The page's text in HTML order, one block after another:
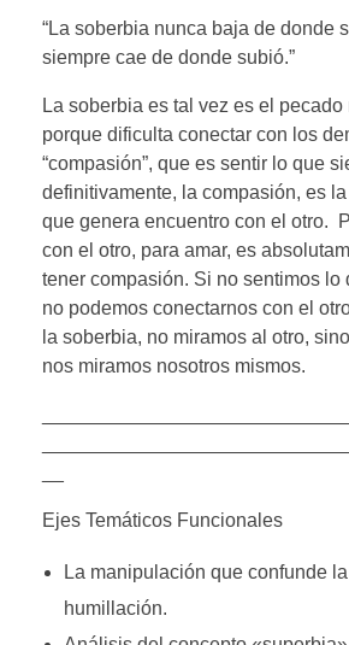
“La soberbia nunca baja de donde
siempre cae de donde subió.”
La soberbia es tal vez es el pecado
porque dificulta conectar con los
“compasión”, que es sentir lo que
definitivamente, la compasión, es la
que genera encuentro con el otro.
con el otro, para amar, es
tener compasión. Si no sentimos lo
no podemos conectarnos con el
la soberbia, no miramos al otro,
nos miramos nosotros mismos.
Ejes Temáticos Funcionales
La manipulación que confunde
humillación.